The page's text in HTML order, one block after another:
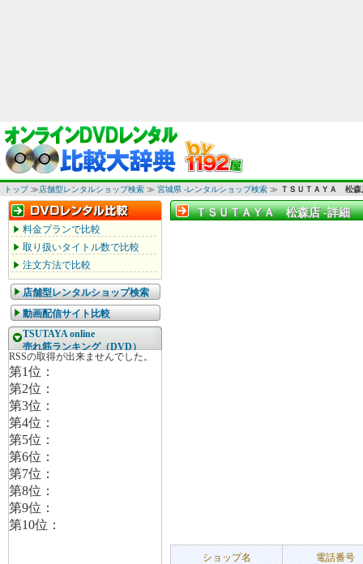
トップ≫店舗型レンタルショップ検索 ≫ 宮城県 -レンタルショップ検索 ≫ ＴＳＵＴＡＹＡ 松森
料金プランで比較
取り扱いタイトル数で比較
注文方法で比較
店舗型レンタルショップ検索
動画配信サイト比較
TSUTAYA online
売れ筋ランキング（DVD）
ＴＳＵＴＡＹＡ 松森店 -詳細
ＴＳＵＴＡＹＡ 松森店 -詳細
ショップ名
電話番号